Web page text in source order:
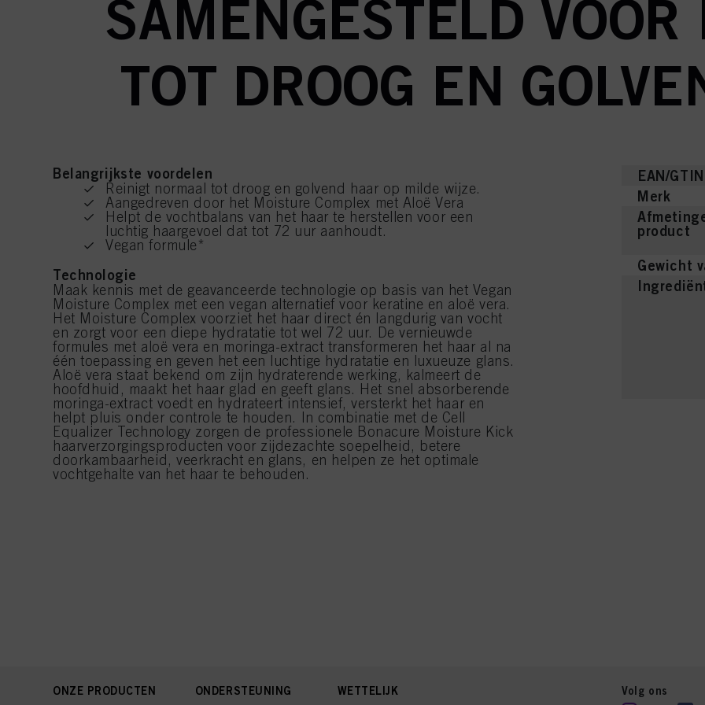
SAMENGESTELD
TOT DROOG EN
Belangrijkste voordelen
Reinigt normaal tot droog en golvend haar op milde wijze.
Aangedreven door het Moisture Complex met Aloë Vera
Helpt de vochtbalans van het haar te herstellen voor een
luchtig haargevoel dat tot 72 uur aanhoudt.
Vegan formule*
Technologie
Maak kennis met de geavanceerde technologie op basis van het Vegan
Moisture Complex met een vegan alternatief voor keratine en aloë vera.
Het Moisture Complex voorziet het haar direct én langdurig van vocht
en zorgt voor een diepe hydratatie tot wel 72 uur. De vernieuwde
formules met aloë vera en moringa-extract transformeren het haar al na
één toepassing en geven het een luchtige hydratatie en luxueuze glans.
Aloë vera staat bekend om zijn hydraterende werking, kalmeert de
hoofdhuid, maakt het haar glad en geeft glans. Het snel absorberende
moringa-extract voedt en hydrateert intensief, versterkt het haar en
helpt pluis onder controle te houden. In combinatie met de Cell
Equalizer Technology zorgen de professionele Bonacure Moisture Kick
haarverzorgingsproducten voor zijdezachte soepelheid, betere
doorkambaarheid, veerkracht en glans, en helpen ze het optimale
vochtgehalte van het haar te behouden.
EAN/GTIN
Merk
product
Gewicht
ONZE PRODUCTEN ONDERSTEUNING WETTELIJK Volg ons